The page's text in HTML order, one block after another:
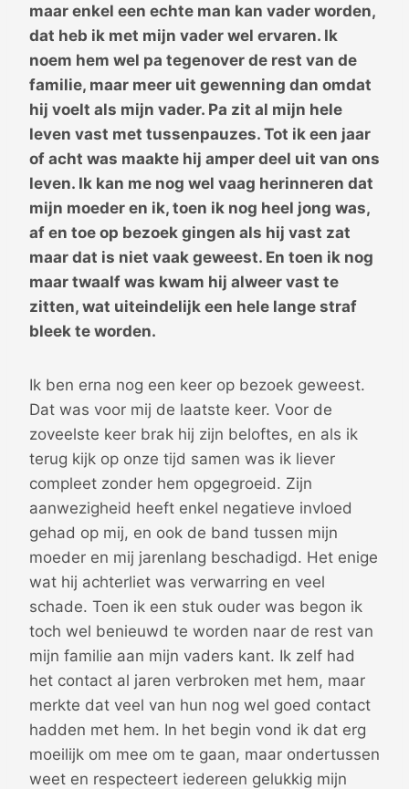
maar enkel een echte man kan vader worden,
dat heb ik met mijn vader wel ervaren. Ik
noem hem wel pa tegenover de rest van de
familie, maar meer uit gewenning dan omdat
hij voelt als mijn vader. Pa zit al mijn hele
leven vast met tussenpauzes. Tot ik een jaar
of acht was maakte hij amper deel uit van ons
leven. Ik kan me nog wel vaag herinneren dat
mijn moeder en ik, toen ik nog heel jong was,
af en toe op bezoek gingen als hij vast zat
maar dat is niet vaak geweest. En toen ik nog
maar twaalf was kwam hij alweer vast te
zitten, wat uiteindelijk een hele lange straf
bleek te worden.
Ik ben erna nog een keer op bezoek geweest.
Dat was voor mij de laatste keer. Voor de
zoveelste keer brak hij zijn beloftes, en als ik
terug kijk op onze tijd samen was ik liever
compleet zonder hem opgegroeid. Zijn
aanwezigheid heeft enkel negatieve invloed
gehad op mij, en ook de band tussen mijn
moeder en mij jarenlang beschadigd. Het enige
wat hij achterliet was verwarring en veel
schade. Toen ik een stuk ouder was begon ik
toch wel benieuwd te worden naar de rest van
mijn familie aan mijn vaders kant. Ik zelf had
het contact al jaren verbroken met hem, maar
merkte dat veel van hun nog wel goed contact
hadden met hem. In het begin vond ik dat erg
moeilijk om mee om te gaan, maar ondertussen
weet en respecteert iedereen gelukkig mijn